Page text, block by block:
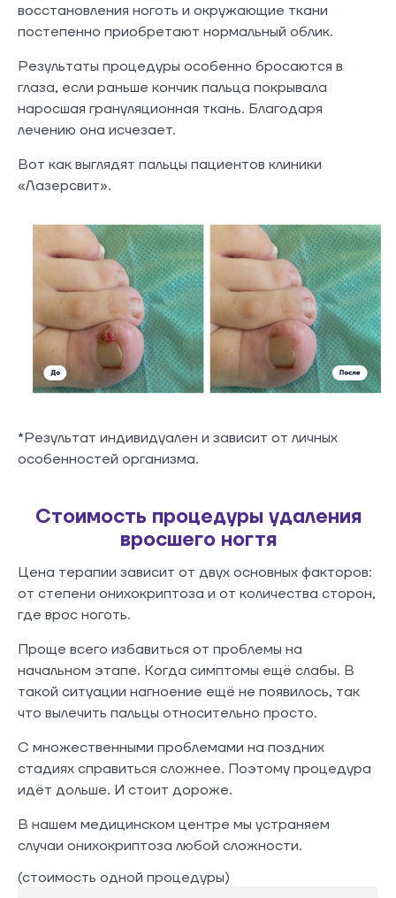
восстановления ноготь и окружающие ткани
постепенно приобретают нормальный облик.
Результаты процедуры особенно бросаются в
глаза, если раньше кончик пальца покрывала
наросшая грануляционная ткань. Благодаря
лечению она исчезает.
Вот как выглядят пальцы пациентов клиники
«Лазерсвит».
*Результат индивидуален и зависит от личных
особенностей организма.
Стоимость процедуры удаления
вросшего ногтя
Цена терапии зависит от двух основных факторов:
от степени онихокриптоза и от количества сторон,
где врос ноготь.
Проще всего избавиться от проблемы на
начальном этапе. Когда симптомы ещё слабы. В
такой ситуации нагноение ещё не появилось, так
что вылечить пальцы относительно просто.
С множественными проблемами на поздних
стадиях справиться сложнее. Поэтому процедура
идёт дольше. И стоит дороже.
В нашем медицинском центре мы устраняем
случаи онихокриптоза любой сложности.
(стоимость одной процедуры)